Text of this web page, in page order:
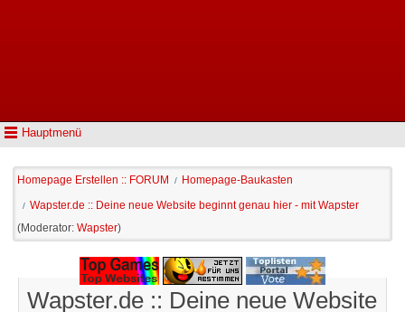
Hauptmenü
Homepage Erstellen :: FORUM / Homepage-Baukasten
/ Wapster.de :: Deine neue Website beginnt genau hier - mit Wapster
(Moderator: Wapster)
Wapster.de :: Deine neue Website